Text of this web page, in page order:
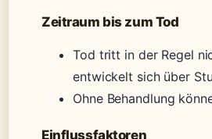
Zeitraum bis zum Tod
Tod tritt in der Regel
entwickelt sich über
Ohne Behandlung
Einflussfaktoren